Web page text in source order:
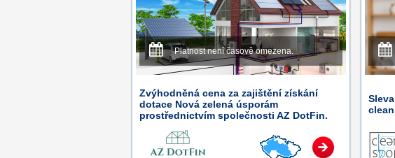
Platnost není časově omezena.
Zvýhodněná cena za zajištění získání
dotace Nová zelená úsporám
prostřednictvím společnosti AZ DotFin.